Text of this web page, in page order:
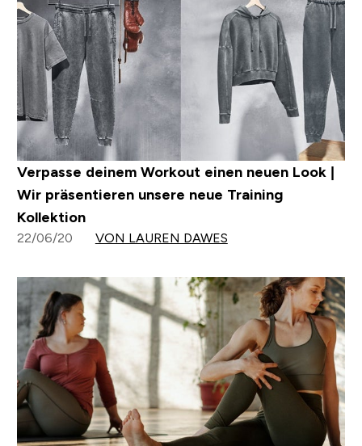
Verpasse deinem Workout einen neuen Look |
Wir präsentieren unsere neue Training
Kollektion
22/06/20 VON LAUREN DAWES